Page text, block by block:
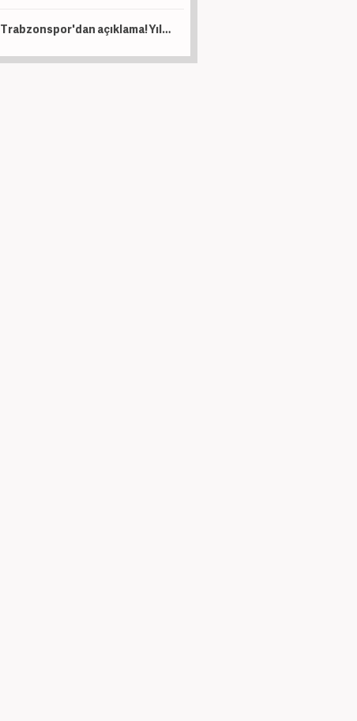
Trabzonspor'dan açıklama! Yıldız oyuncu operasyon geçirdi